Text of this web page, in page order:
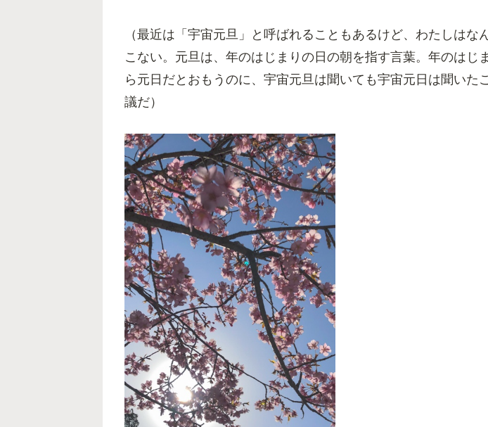
（最近は「宇宙元旦」と呼ばれることもあるけど、わたしはな
こない。元旦は、年のはじまりの日の朝を指す言葉。年のはじ
ら元日だとおもうのに、宇宙元旦は聞いても宇宙元日は聞いた
議だ）